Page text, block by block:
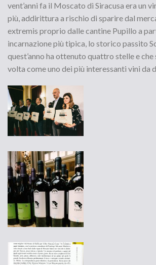
vent’anni fa il Moscato di Siracusa era un
più, addirittura a rischio di sparire dal
extremis proprio dalle cantine Pupillo a
incarnazione più tipica, lo storico passito
quest’anno ha ottenuto quattro stelle e che
volta come uno dei più interessanti vini da